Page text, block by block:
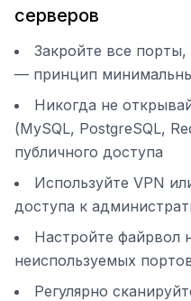
серверов
Закройте все
— принцип
Никогда не
(MySQL, PostgreSQL,
публичного доступа
Используйте VPN
доступа к
Настройте файрвол
неиспользуемых
Регулярно